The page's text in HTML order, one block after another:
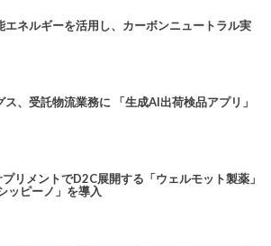
エネルギーを活用し、カーボンニュートラル実
、受託物流業務に 「生成AI出荷検品アプリ」
リメントでD2C展開する「ウェルモット製薬」
ッピーノ」を導入